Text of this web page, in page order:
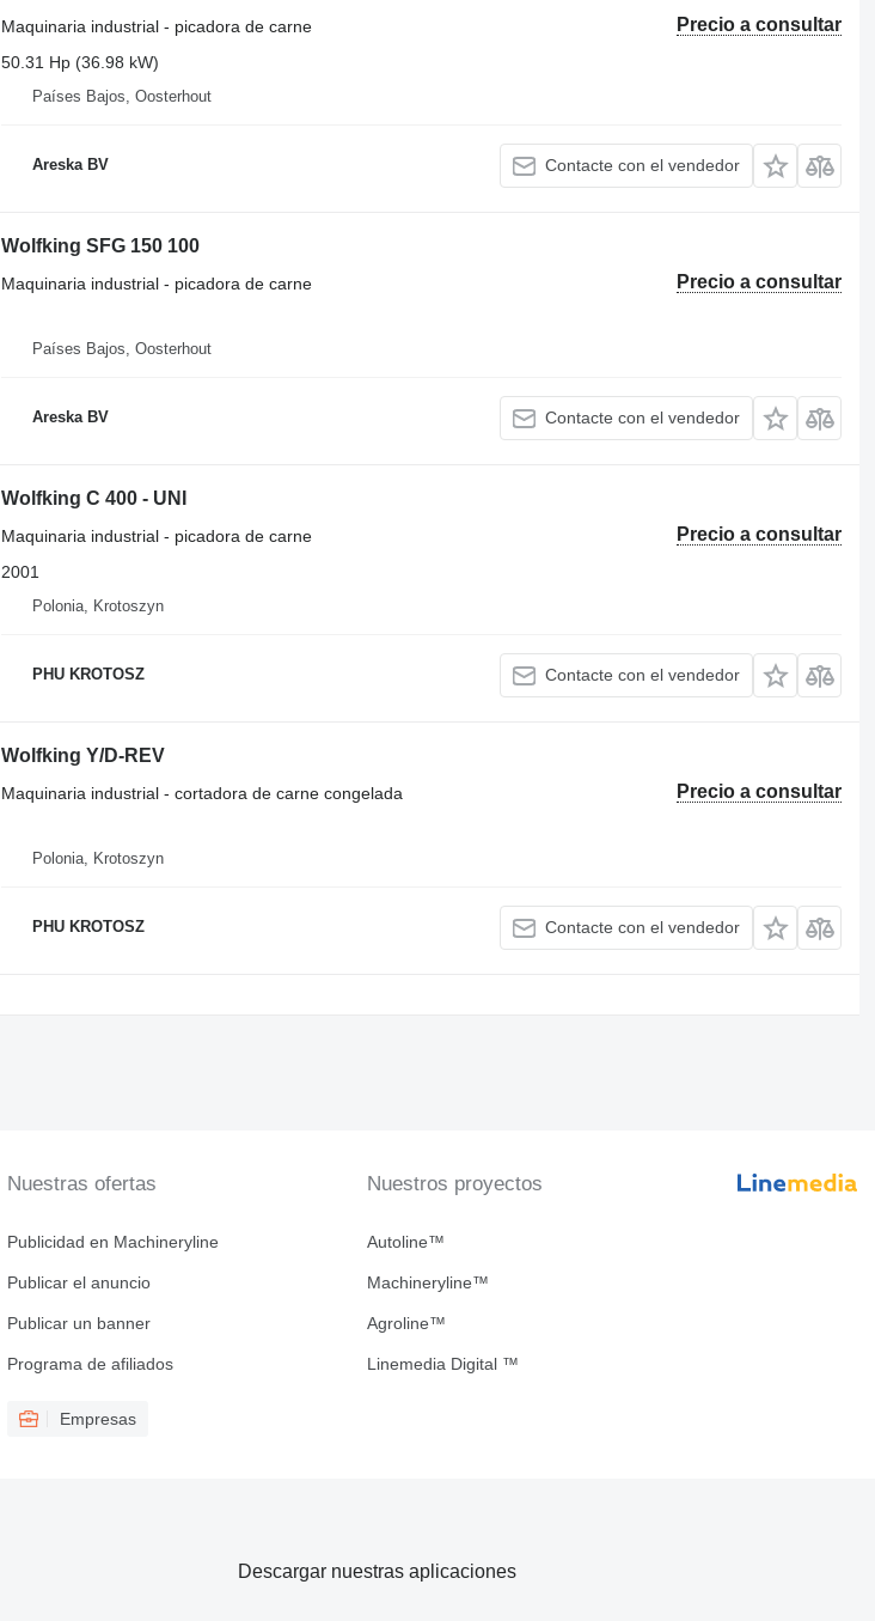
Precio a consultar
Maquinaria industrial - picadora de carne
50.31 Hp (36.98 kW)
Países Bajos, Oosterhout
Areska BV Contacte con el vendedor
Wolfking SFG 150 100
Precio a consultar
Maquinaria industrial - picadora de carne
Países Bajos, Oosterhout
Areska BV Contacte con el vendedor
Wolfking C 400 - UNI
Precio a consultar
Maquinaria industrial - picadora de carne
2001
Polonia, Krotoszyn
PHU KROTOSZ Contacte con el vendedor
Wolfking Y/D-REV
Precio a consultar
Maquinaria industrial - cortadora de carne congelada
Polonia, Krotoszyn
PHU KROTOSZ Contacte con el vendedor
Nuestras ofertas
Publicidad en Machineryline
Publicar el anuncio
Publicar un banner
Programa de afiliados
Empresas
Nuestros proyectos
Autoline™
Machineryline™
Agroline™
Linemedia Digital ™
Descargar nuestras aplicaciones